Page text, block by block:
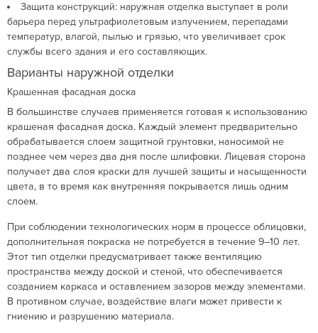
Защита конструкций: наружная отделка выступает в роли
барьера перед ультрафиолетовым излучением, перепадами
температур, влагой, пылью и грязью, что увеличивает срок
службы всего здания и его составляющих.
Варианты наружной отделки
Крашенная фасадная доска
В большинстве случаев применяется готовая к использованию
крашеная фасадная доска. Каждый элемент предварительно
обрабатывается слоем защитной грунтовки, наносимой не
позднее чем через два дня после шлифовки. Лицевая сторона
получает два слоя краски для лучшей защиты и насыщенности
цвета, в то время как внутренняя покрывается лишь одним
слоем.
При соблюдении технологических норм в процессе облицовки,
дополнительная покраска не потребуется в течение 9–10 лет.
Этот тип отделки предусматривает также вентиляцию
пространства между доской и стеной, что обеспечивается
созданием каркаса и оставлением зазоров между элементами.
В противном случае, воздействие влаги может привести к
гниению и разрушению материала.